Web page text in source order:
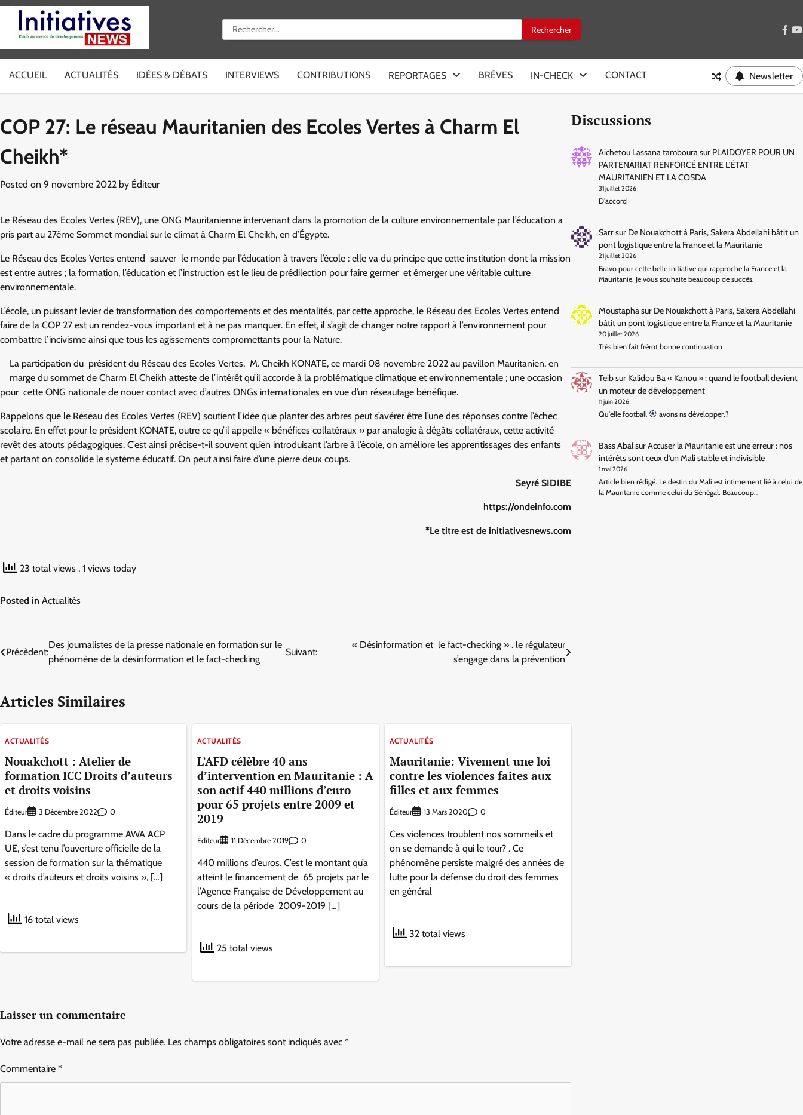
Skip
content
Rechercher :
ACCUEIL ACTUALITÉS IDÉES & DÉBATS INTERVIEWS CONTRIBUTIONS REPORTAGES BRÈVES IN-CHECK CONTACT Newsletter
COP 27: Le réseau Mauritanien des Ecoles Vertes à Charm El
Cheikh*
Posted on 9 novembre 2022 by Éditeur
Le Réseau des Ecoles Vertes (REV), une ONG Mauritanienne intervenant dans la promotion de la culture environnementale par l’éducation a
pris part au 27ème Sommet mondial sur le climat à Charm El Cheikh, en d’Égypte.
Le Réseau des Ecoles Vertes entend sauver le monde par l’éducation à travers l’école : elle va du principe que cette institution dont la mission
est entre autres ; la formation, l’éducation et l’instruction est le lieu de prédilection pour faire germer et émerger une véritable culture
environnementale.
L’école, un puissant levier de transformation des comportements et des mentalités, par cette approche, le Réseau des Ecoles Vertes entend
faire de la COP 27 est un rendez-vous important et à ne pas manquer. En effet, il s’agit de changer notre rapport à l’environnement pour
combattre l’incivisme ainsi que tous les agissements compromettants pour la Nature.
La participation du président du Réseau des Ecoles Vertes, M. Cheikh KONATE, ce mardi 08 novembre 2022 au pavillon Mauritanien, en
marge du sommet de Charm El Cheikh atteste de l’intérêt qu’il accorde à la problématique climatique et environnementale ; une occasion
pour cette ONG nationale de nouer contact avec d’autres ONGs internationales en vue d’un réseautage bénéfique.
Rappelons que le Réseau des Ecoles Vertes (REV) soutient l’idée que planter des arbres peut s’avérer être l’une des réponses contre l’échec
scolaire. En effet pour le président KONATE, outre ce qu’il appelle « bénéfices collatéraux » par analogie à dégâts collatéraux, cette activité
revêt des atouts pédagogiques. C’est ainsi précise-t-il souvent qu’en introduisant l’arbre à l’école, on améliore les apprentissages des enfants
et partant on consolide le système éducatif. On peut ainsi faire d’une pierre deux coups.
Seyré SIDIBE
https://ondeinfo.com
*Le titre est de initiativesnews.com
23 total views , 1 views today
Posted in Actualités
Navigation
l’article
Précèdent:
Des journalistes de la presse nationale en formation sur le
phénomène de la désinformation et le fact-checking
Suivant:
« Désinformation et le fact-checking » . le régulateur
s’engage dans la prévention
Articles Similaires
ACTUALITÉS
Nouakchott : Atelier de
formation ICC Droits d’auteurs
et droits voisins
Éditeur 3 Décembre 2022 0
Dans le cadre du programme AWA ACP
UE, s’est tenu l’ouverture officielle de la
session de formation sur la thématique
« droits d’auteurs et droits voisins », […]
16 total views
ACTUALITÉS
L’AFD célèbre 40 ans
d’intervention en Mauritanie : A
son actif 440 millions d’euro
pour 65 projets entre 2009 et
2019
Éditeur 11 Décembre 2019 0
440 millions d’euros. C’est le montant qu’a
atteint le financement de 65 projets par le
l’Agence Française de Développement au
cours de la période 2009-2019 […]
25 total views
ACTUALITÉS
Mauritanie: Vivement une loi
contre les violences faites aux
filles et aux femmes
Éditeur 13 Mars 2020 0
Ces violences troublent nos sommeils et
on se demande à qui le tour? . Ce
phénomène persiste malgré des années de
lutte pour la défense du droit des femmes
en général
32 total views
Laisser un commentaire
Votre adresse e-mail ne sera pas publiée. Les champs obligatoires sont indiqués avec *
Commentaire *
Discussions
Aichetou Lassana tambourasur PLAIDOYER POUR UN
PARTENARIAT RENFORCÉ ENTRE L’ÉTAT
MAURITANIEN ET LA COSDA
31 juillet 2026
D'accord
Sarrsur De Nouakchott à Paris, Sakera Abdellahi bâtit un
pont logistique entre la France et la Mauritanie
21 juillet 2026
Bravo pour cette belle initiative qui rapproche la France et la
Mauritanie. Je vous souhaite beaucoup de succès.
Moustaphasur De Nouakchott à Paris, Sakera Abdellahi
bâtit un pont logistique entre la France et la Mauritanie
20 juillet 2026
Très bien fait frérot bonne continuation
Teibsur Kalidou Ba « Kanou » : quand le football devient
un moteur de développement
11 juin 2026
Qu'elle football avons ns développer.?
Bass AbalsurAccuser la Mauritanie est une erreur : nos
intérêts sont ceux d’un Mali stable et indivisible
1 mai 2026
Article bien rédigé. Le destin du Mali est intimement lié à celui de
la Mauritanie comme celui du Sénégal. Beaucoup…